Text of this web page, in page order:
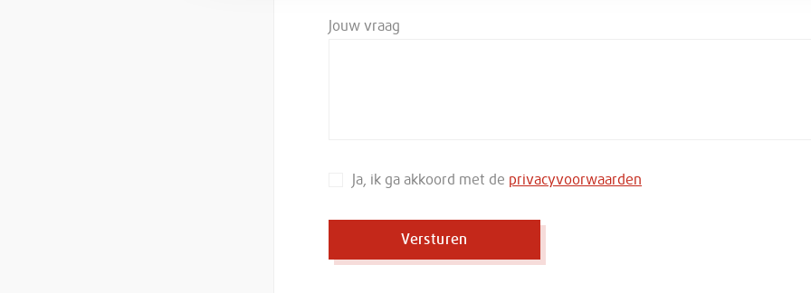
Jouw vraag
Ja, ik ga akkoord met de privacyvoorwaarden
Versturen